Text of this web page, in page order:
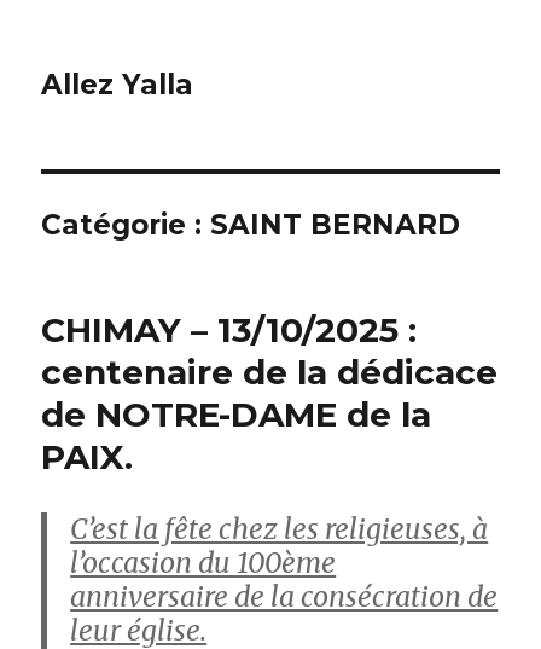
Allez Yalla
Catégorie : SAINT BERNARD
CHIMAY – 13/10/2025 :
centenaire de la dédicace
de NOTRE-DAME de la
PAIX.
C’est la fête chez les religieuses, à
l’occasion du 100ème
anniversaire de la consécration de
leur église.